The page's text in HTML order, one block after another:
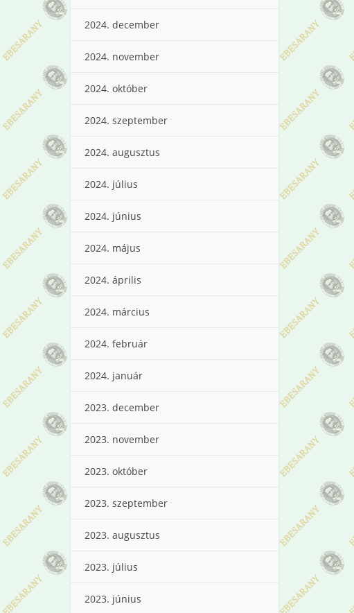
2024. december
2024. november
2024. október
2024. szeptember
2024. augusztus
2024. július
2024. június
2024. május
2024. április
2024. március
2024. február
2024. január
2023. december
2023. november
2023. október
2023. szeptember
2023. augusztus
2023. július
2023. június